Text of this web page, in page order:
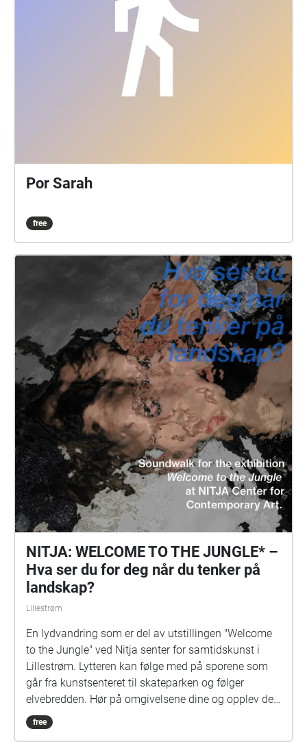
Por Sarah
free
NITJA: WELCOME TO THE JUNGLE* –
Hva ser du for deg når du tenker på
landskap?
Lillestrøm
En lydvandring som er del av utstillingen "Welcome
to the Jungle" ved Nitja senter for samtidskunst i
Lillestrøm. Lytteren kan følge med på sporene som
går fra kunstsenteret til skateparken og følger
elvebredden. Hør på omgivelsene dine og opplev de
ulike lydene og strukturene som skaper landskapet.
free